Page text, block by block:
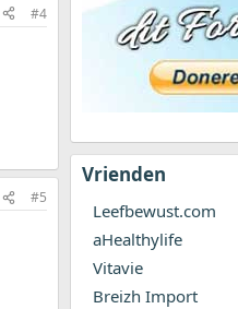
#4
#5
Vrienden
Leefbewust.com
aHealthylife
Vitavie
Breizh Import